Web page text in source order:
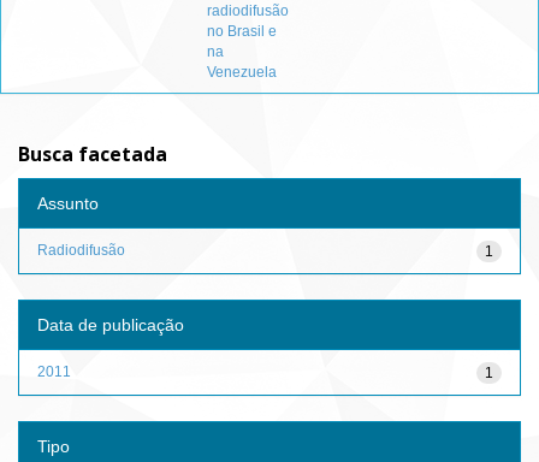
radiodifusão
no Brasil e
na
Venezuela
Busca facetada
Assunto
1
Radiodifusão
Data de publicação
1
2011
Tipo